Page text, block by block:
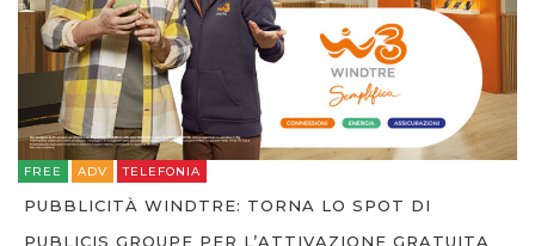
FREE ADV TELEFONIA
PUBBLICITÀ WINDTRE: TORNA LO SPOT DI
PUBLICIS GROUPE PER L’ATTIVAZIONE GRATUITA